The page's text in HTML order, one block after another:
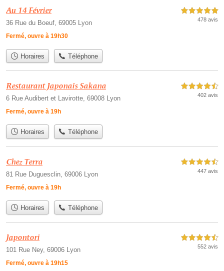
Au 14 Février
36 Rue du Boeuf, 69005 Lyon
Fermé, ouvre à 19h30
5,0 étoiles sur 5
478 avis
Horaires Téléphone
Restaurant Japonais Sakana
6 Rue Audibert et Lavirotte, 69008 Lyon
Fermé, ouvre à 19h
4,5 étoiles sur 5
402 avis
Horaires Téléphone
Chez Terra
81 Rue Duguesclin, 69006 Lyon
Fermé, ouvre à 19h
4,5 étoiles sur 5
447 avis
Horaires Téléphone
Japontori
101 Rue Ney, 69006 Lyon
Fermé, ouvre à 19h15
4,5 étoiles sur 5
552 avis